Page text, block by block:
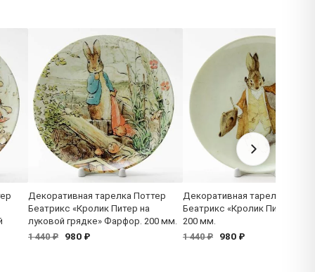
Декоративная тарелка Поттер
Беатрикс «Кролик Питер на
луковой грядке» Фарфор. 200 мм.
1 440 ₽
980 ₽
Декоративная тарелка
Беатрикс «Кролик Питер»
200 мм.
1 440 ₽
980 ₽